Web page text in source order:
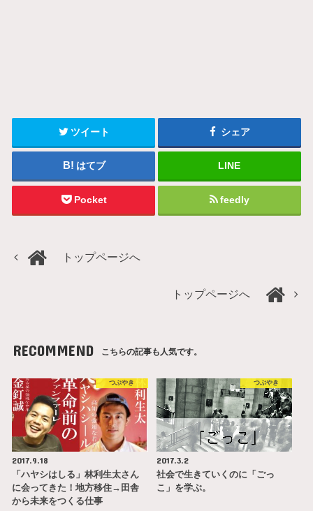
ツイート シェア
はてブ LINE
Pocket feedly
トップページへ
トップページへ
RECOMMEND こちらの記事も人気です。
つぶやき
2017.9.18
「ハヤシはしる」林利生太さん
に会ってきた！地方移住→田舎
から未来をつくる仕事
つぶやき
2017.3.2
社会で生きていくのに「ごっ
こ」を学ぶ。